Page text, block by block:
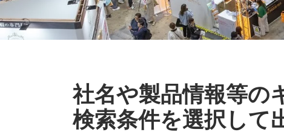
社名や製品情報等の
検索条件を選択して